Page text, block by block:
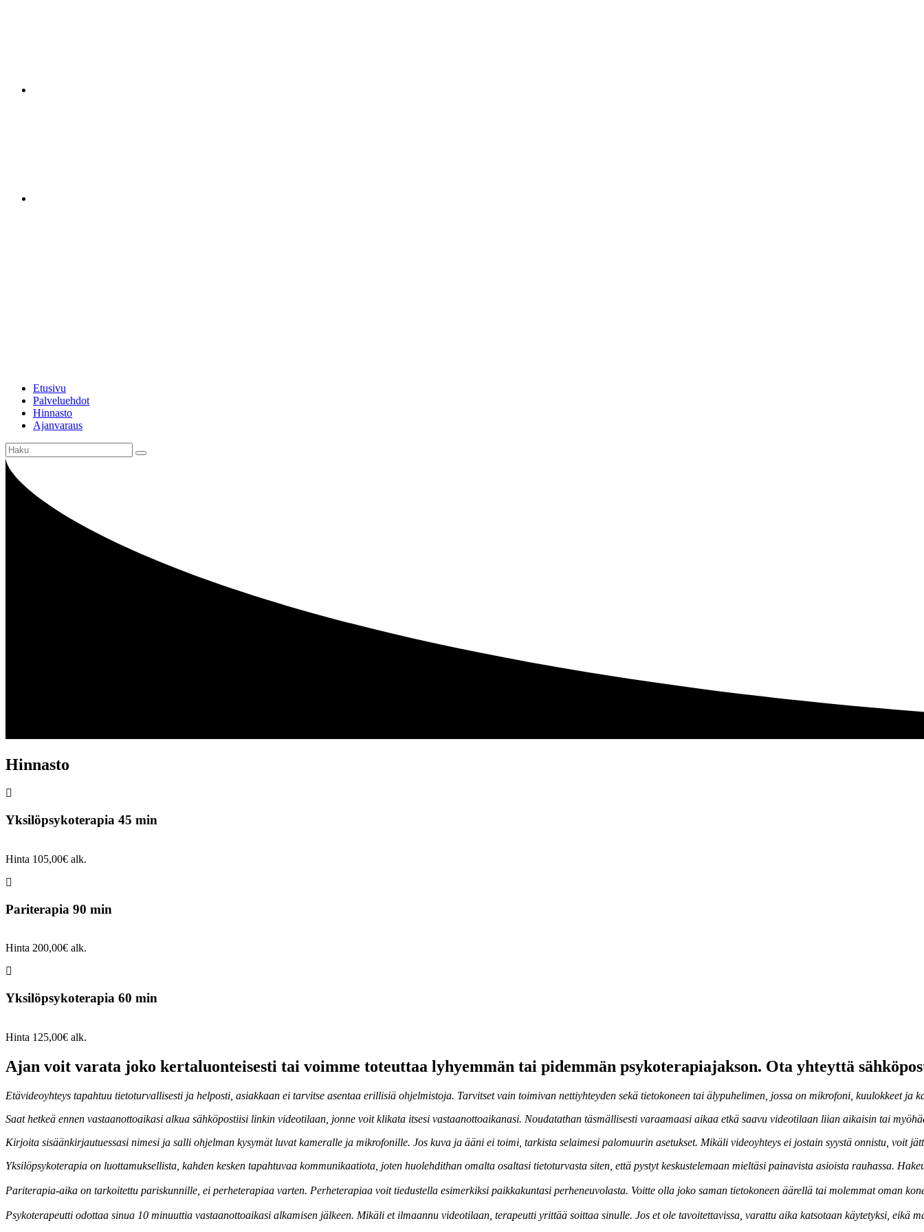
Etusivu
Palveluehdot
Hinnasto
Ajanvaraus
Hinnasto
Yksilöpsykoterapia 45 min
Hinta 105,00€ alk.
Pariterapia 90 min
Hinta 200,00€ alk.
Yksilöpsykoterapia 60 min
Hinta 125,00€ alk.
Ajan voit varata joko kertaluonteisesti tai voimme toteuttaa lyhyemmän tai pidemmän psykoterapiajakson. Ota yhteyttä
Etävideoyhteys tapahtuu tietoturvallisesti ja helposti, asiakkaan ei tarvitse asentaa erillisiä ohjelmistoja. Tarvitset vain toimivan nettiyhteyden sekä tietokoneen tai älypuhelimen, jossa on mikrofoni, kuulokkeet
Saat hetkeä ennen vastaanottoaikasi alkua sähköpostiisi linkin videotilaan, jonne voit klikata itsesi vastaanottoaikanasi. Noudatathan täsmällisesti varaamaasi aikaa etkä saavu videotilaan liian aikaisin tai
Kirjoita sisäänkirjautuessasi nimesi ja salli ohjelman kysymät luvat kameralle ja mikrofonille. Jos kuva ja ääni ei toimi, tarkista selaimesi palomuurin asetukset. Mikäli videoyhteys ei jostain syystä onnistu,
Yksilöpsykoterapia on luottamuksellista, kahden kesken tapahtuvaa kommunikaatiota, joten huolehdithan omalta osaltasi tietoturvasta siten, että pystyt keskustelemaan mieltäsi painavista asioista rauhassa.
Pariterapia-aika on tarkoitettu pariskunnille, ei perheterapiaa varten. Perheterapiaa voit tiedustella esimerkiksi paikkakuntasi perheneuvolasta. Voitte olla joko saman tietokoneen äärellä tai molemmat
Psykoterapeutti odottaa sinua 10 minuuttia vastaanottoaikasi alkamisen jälkeen. Mikäli et ilmaannu videotilaan, terapeutti yrittää soittaa sinulle. Jos et ole tavoitettavissa, varattu aika katsotaan käytetyksi, eikä